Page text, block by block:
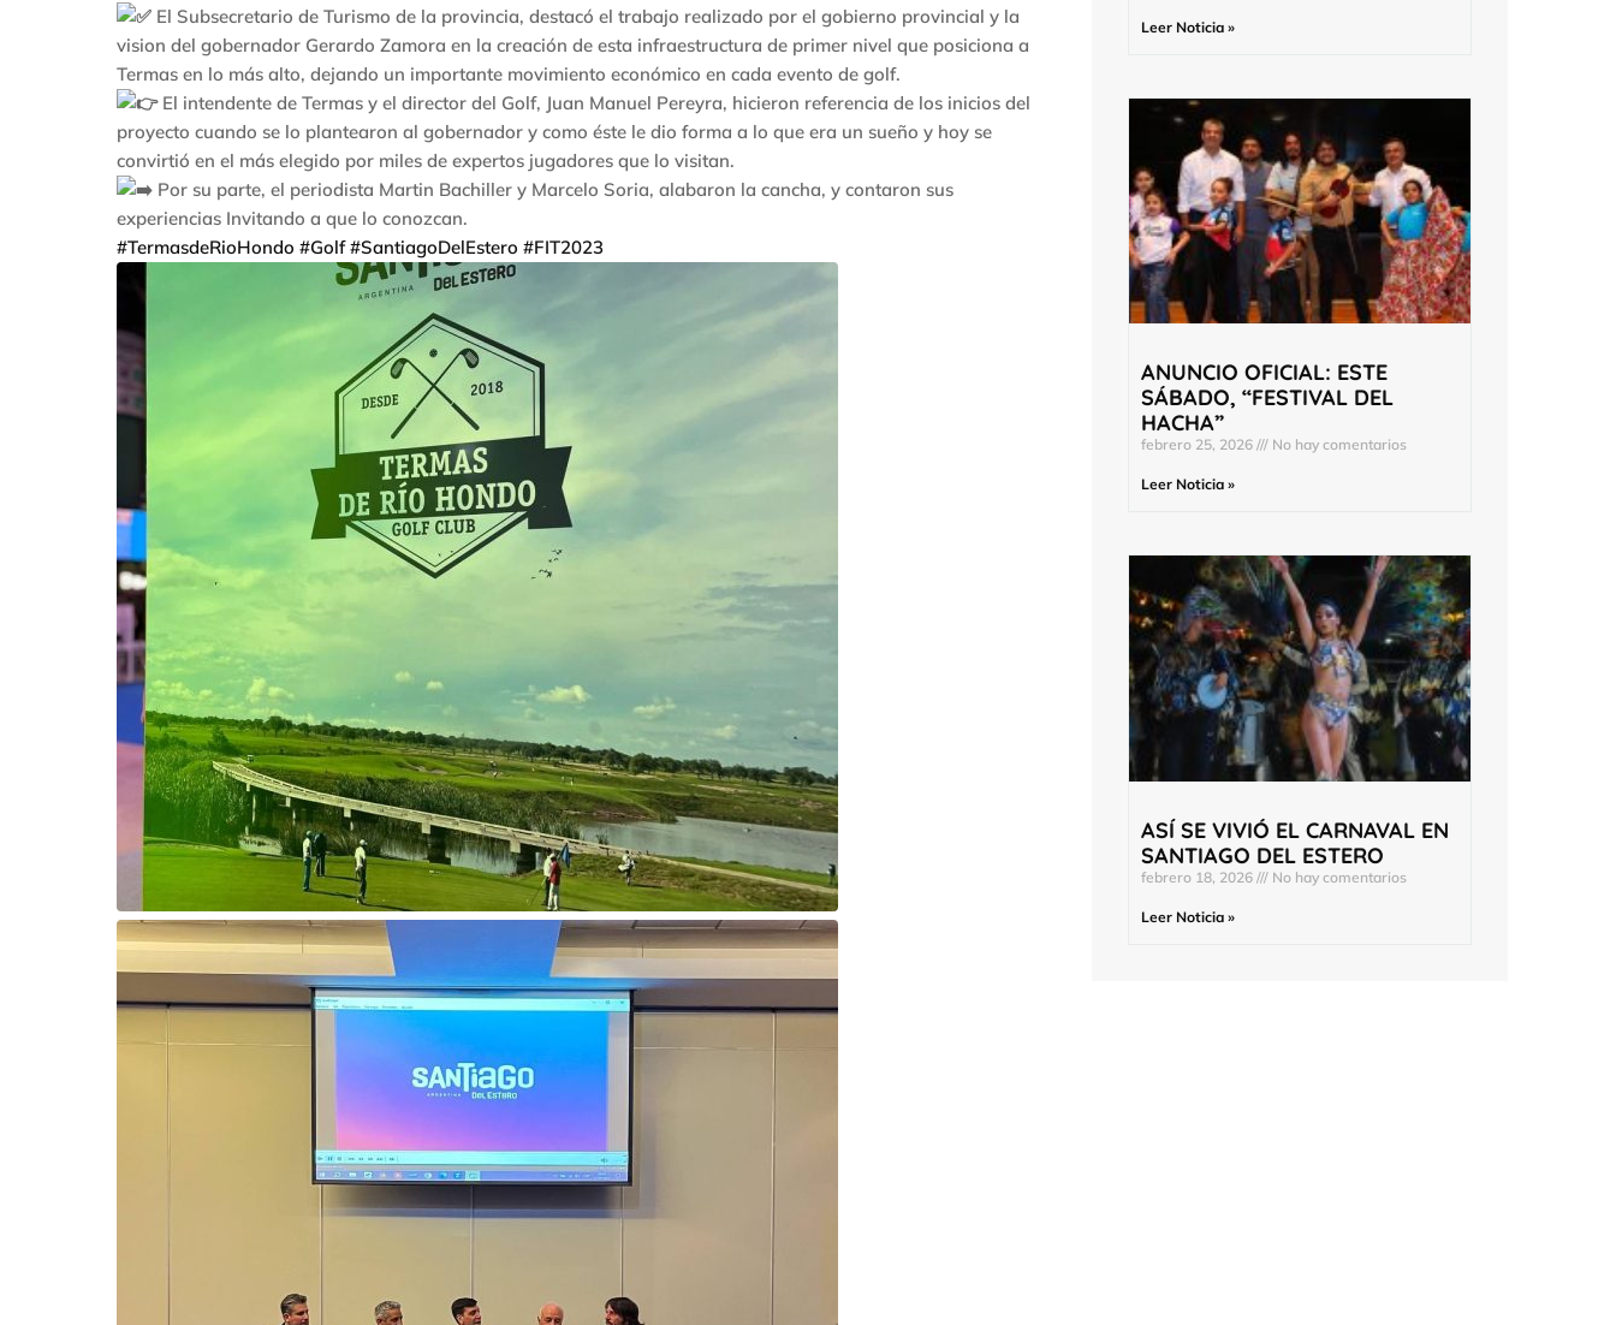
El Subsecretario de Turismo de la provincia, destacó el trabajo realizado por el gobierno provincial y la
vision del gobernador Gerardo Zamora en la creación de esta infraestructura de primer nivel que posiciona a
Termas en lo más alto, dejando un importante movimiento económico en cada evento de golf.
El intendente de Termas y el director del Golf, Juan Manuel Pereyra, hicieron referencia de los inicios del
proyecto cuando se lo plantearon al gobernador y como éste le dio forma a lo que era un sueño y hoy se
convirtió en el más elegido por miles de expertos jugadores que lo visitan.
Por su parte, el periodista Martin Bachiller y Marcelo Soria, alabaron la cancha, y contaron sus
experiencias Invitando a que lo conozcan.
#TermasdeRioHondo #Golf #SantiagoDelEstero #FIT2023
Leer Noticia »
ANUNCIO OFICIAL: ESTE
SÁBADO, “FESTIVAL DEL
HACHA”
febrero 25, 2026 No hay comentarios
Leer Noticia »
ASÍ SE VIVIÓ EL CARNAVAL EN
SANTIAGO DEL ESTERO
febrero 18, 2026 No hay comentarios
Leer Noticia »